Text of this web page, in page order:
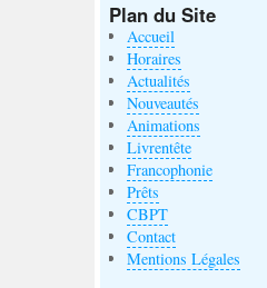
Plan du Site
Accueil
Horaires
Actualités
Nouveautés
Animations
Livrentête
Francophonie
Prêts
CBPT
Contact
Mentions Légales